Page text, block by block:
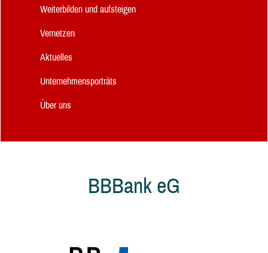
Weiterbilden und aufsteigen
Vernetzen
Aktuelles
Unternehmensporträts
Über uns
BBBank eG